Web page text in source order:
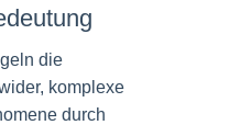
die
komplexe
durch